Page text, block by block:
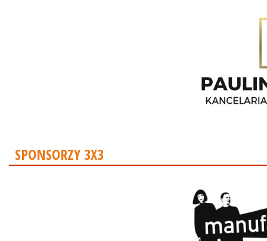
SPONSORZY 3X3